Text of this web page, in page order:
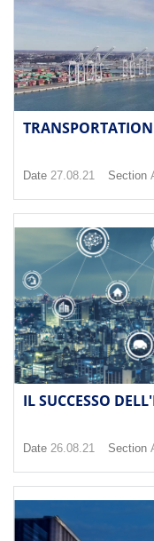
Date 27.08.21 Section
IL SUCCESSO
Date 26.08.21 Section